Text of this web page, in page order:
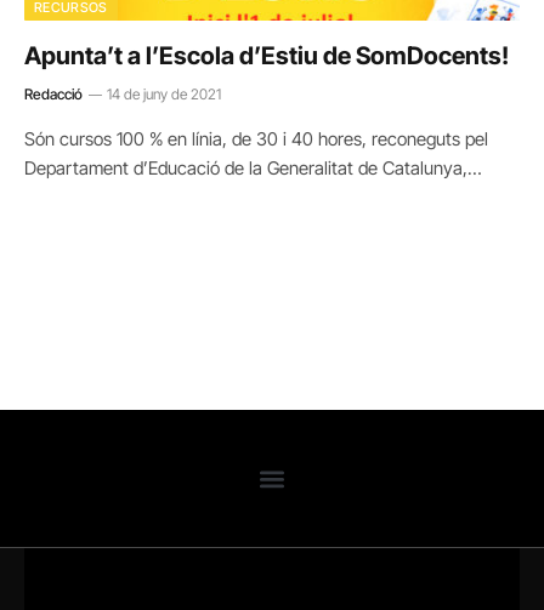
RECURSOS
Apunta’t a l’Escola d’Estiu de SomDocents!
Redacció 14 de juny de 2021
Són cursos 100 % en línia, de 30 i 40 hores, reconeguts pel
Departament d’Educació de la Generalitat de Catalunya,…